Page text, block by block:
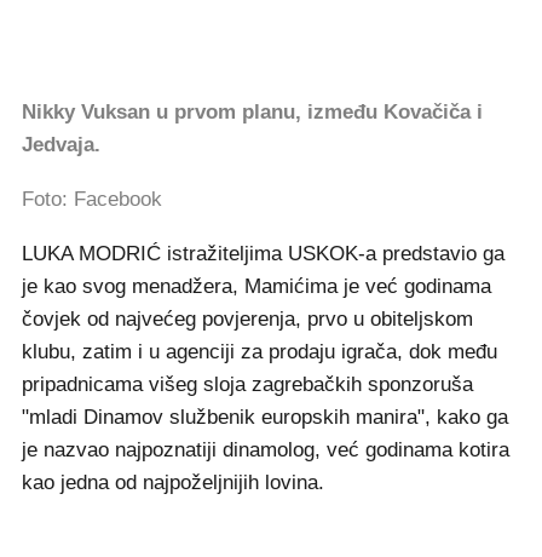
Nikky Vuksan u prvom planu, između Kovačiča i
Jedvaja.
Foto: Facebook
LUKA MODRIĆ istražiteljima USKOK-a predstavio ga
je kao svog menadžera, Mamićima je već godinama
čovjek od najvećeg povjerenja, prvo u obiteljskom
klubu, zatim i u agenciji za prodaju igrača, dok među
pripadnicama višeg sloja zagrebačkih sponzoruša
"mladi Dinamov službenik europskih manira", kako ga
je nazvao najpoznatiji dinamolog, već godinama kotira
kao jedna od najpoželjnijih lovina.